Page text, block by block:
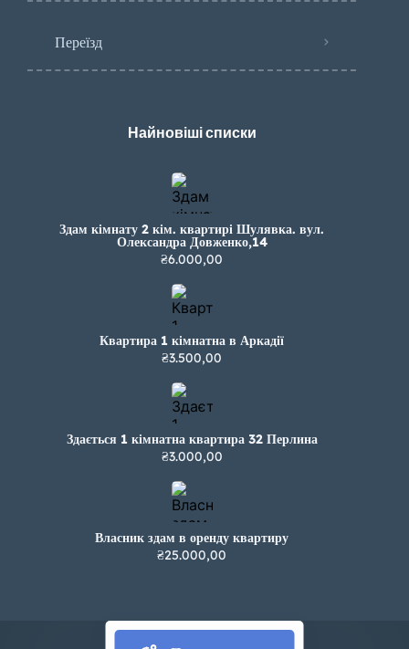
Переїзд
Найновіші списки
Здам кімнату 2 кім. квартирі Шулявка. вул.
Олександра Довженко,14
₴6.000,00
Квартира 1 кімнатна в Аркадії
₴3.500,00
Здається 1 кімнатна квартира 32 Перлина
₴3.000,00
Власник здам в оренду квартиру
₴25.000,00